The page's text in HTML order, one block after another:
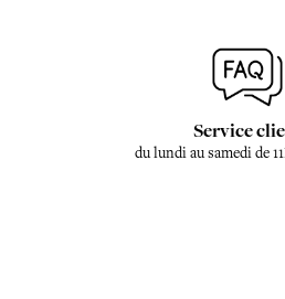
Service
du lundi au samedi de